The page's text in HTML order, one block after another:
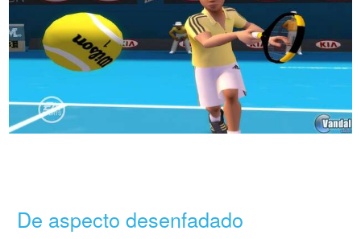
De aspecto desenfadado